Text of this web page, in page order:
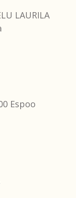
LAURILA
Espoo